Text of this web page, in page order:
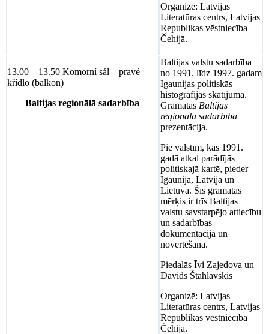
Organizē: Latvijas
Literatūras centrs, Latvijas
Republikas vēstniecība
Čehijā.
13.00 – 13.50 Komorní sál – pravé
křídlo (balkon)
Baltijas regionālā sadarbība
Baltijas valstu sadarbība
no 1991. līdz 1997. gadam
Igaunijas politiskās
histogrāfijas skatījumā.
Grāmatas Baltijas
regionālā sadarbība
prezentācija.
Pie valstīm, kas 1991.
gadā atkal parādījās
politiskajā kartē, pieder
Igaunija, Latvija un
Lietuva. Šīs grāmatas
mērķis ir trīs Baltijas
valstu savstarpējo attiecību
un sadarbības
dokumentācija un
novērtēšana.
Piedalās Īvi Zajedova un
Dāvids Štahlavskis
Organizē: Latvijas
Literatūras centrs, Latvijas
Republikas vēstniecība
Čehijā.